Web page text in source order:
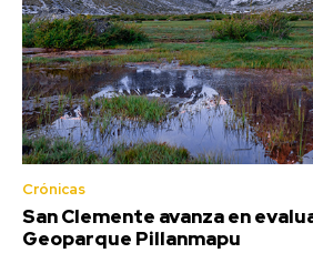
Crónicas
San Clemente avanza en
Geoparque Pillanmapu